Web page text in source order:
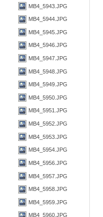
MB4_5943.JPG
MB4_5944.JPG
MB4_5945.JPG
MB4_5946.JPG
MB4_5947.JPG
MB4_5948.JPG
MB4_5949.JPG
MB4_5950.JPG
MB4_5951.JPG
MB4_5952.JPG
MB4_5953.JPG
MB4_5954.JPG
MB4_5956.JPG
MB4_5957.JPG
MB4_5958.JPG
MB4_5959.JPG
MB4_5960.JPG